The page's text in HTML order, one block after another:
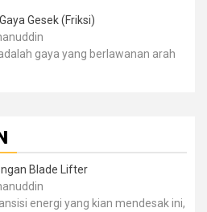
Gesek (Friksi)
gaya yang berlawanan arah
Blade Lifter
energi yang kian mendesak ini,